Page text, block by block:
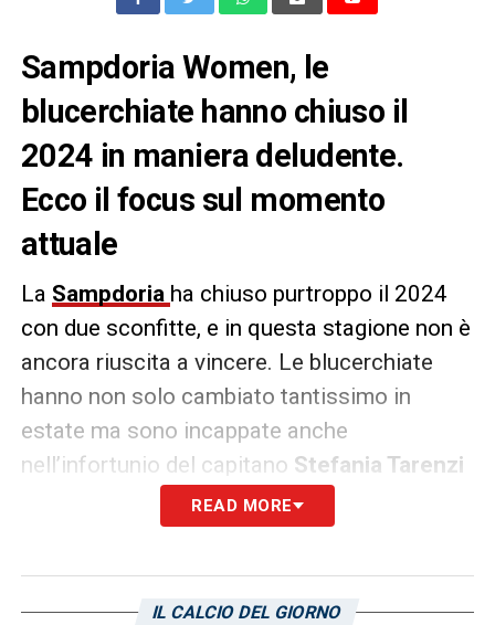
Sampdoria Women, le
blucerchiate hanno chiuso il
2024 in maniera deludente.
Ecco il focus sul momento
attuale
La Sampdoria ha chiuso purtroppo il 2024
con due sconfitte, e in questa stagione non è
ancora riuscita a vincere. Le blucerchiate
hanno non solo cambiato tantissimo in
estate ma sono incappate anche
nell’infortunio del capitano Stefania Tarenzi
in campionato, poi ci si è messa anche la
sfortuna con i gol che faticavano ad arrivare
stagione comeDella Peruta. Proprio l’Italo
READ MORE
IL CALCIO DEL GIORNO